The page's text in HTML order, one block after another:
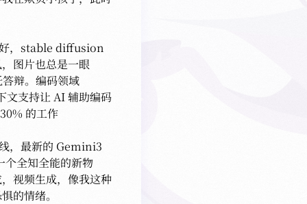
，stable diffusion
图片也总是一眼
辩。编码领域
文支持让 AI 辅助编码
的工作
，最新的 Gemini3
个全知全能的新物
视频生成，像我这种
的情绪。